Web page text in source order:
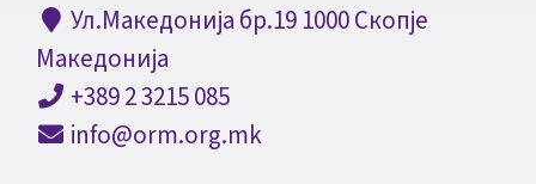
Ул.Македонија бр.19 1000 Скопје
Македонија
+389 2 3215 085
info@orm.org.mk